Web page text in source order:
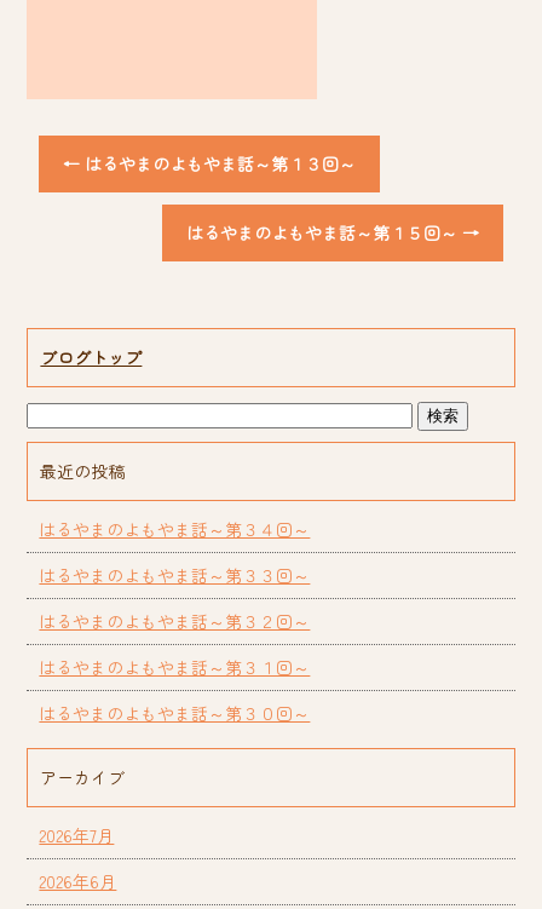
← はるやまのよもやま話～第１３回～
はるやまのよもやま話～第１５回～ →
ブログトップ
最近の投稿
はるやまのよもやま話～第３４回～
はるやまのよもやま話～第３３回～
はるやまのよもやま話～第３２回～
はるやまのよもやま話～第３１回～
はるやまのよもやま話～第３０回～
アーカイブ
2026年7月
2026年6月